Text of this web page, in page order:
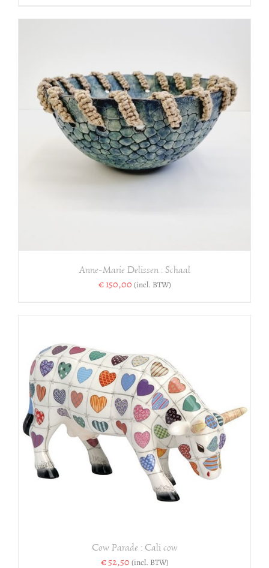
Anne-Marie Delissen : Schaal
€150,00 (incl. BTW)
Cow Parade : Cali cow
€52,50 (incl. BTW)